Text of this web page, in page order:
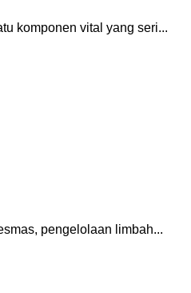
komponen vital yang seri...
pengelolaan limbah...